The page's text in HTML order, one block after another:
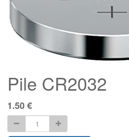
Pile CR2032
1.50€